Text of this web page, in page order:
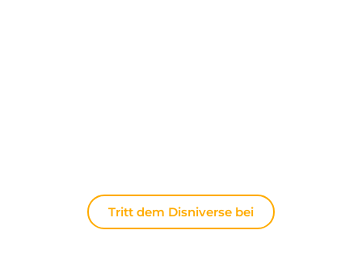
Tritt dem Disniverse bei